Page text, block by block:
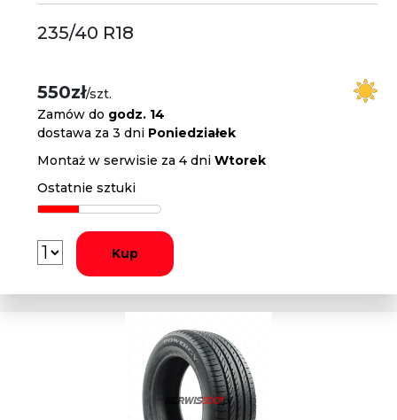
235/40 R18
550zł/szt.
Zamów do godz. 14
dostawa za 3 dni Poniedziałek
Montaż w serwisie za 4 dniWtorek
Ostatnie sztuki
Kup